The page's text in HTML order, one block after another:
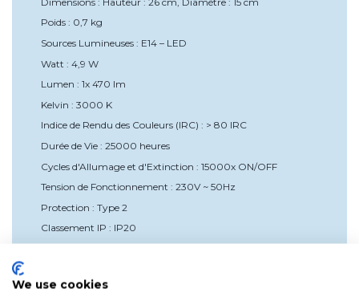
Poids : 0,7 kg
Sources Lumineuses : E14 – LED
Watt : 4,9 W
Lumen : 1x 470 lm
Kelvin : 3000 K
Indice de Rendu des Couleurs (IRC) : > 80 IRC
Durée de Vie : 25000 heures
Cycles d'Allumage et d'Extinction : 15000x ON/OFF
Tension de Fonctionnement : 230V ~ 50Hz
Protection : Type 2
Classement IP : IP20
éclairage puissant avec une consommation d'énergie
We use cookies